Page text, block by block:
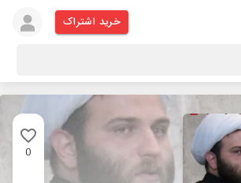
خرید اشتراک
0